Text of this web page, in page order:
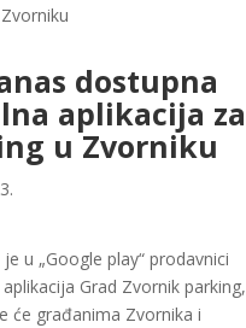
dostupna
aplikacija za
u Zvorniku
u „Google play“ prodavnici
Grad Zvornik parking,
će građanima Zvornika i